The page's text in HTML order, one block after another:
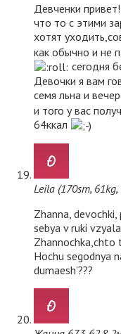
Девченки
что то с этими
хотят
как обычно и не
сегодня
Девочки я вам
семя льна и
и того у вас
64ккал
Leila (170sm,
Zhanna, devochki,
sebya v ruki
Zhannochka,chto
Hochu segodnya
dumaesh’???